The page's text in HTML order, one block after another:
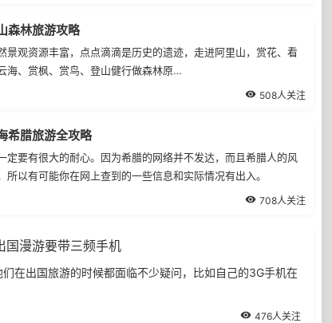
森林旅游攻略
景观资源丰富，点点滴滴是历史的遗迹，走进阿里山，赏花、看
海、赏枫、赏鸟、登山健行做森林原…
508人关注
希腊旅游全攻略
定要有很大的耐心。因为希腊的网络并不发达，而且希腊人的风
所以有可能你在网上查到的一些信息和实际情况有出入。
708人关注
国漫游要带三频手机
在出国旅游的时候都面临不少疑问，比如自己的3G手机在
476人关注